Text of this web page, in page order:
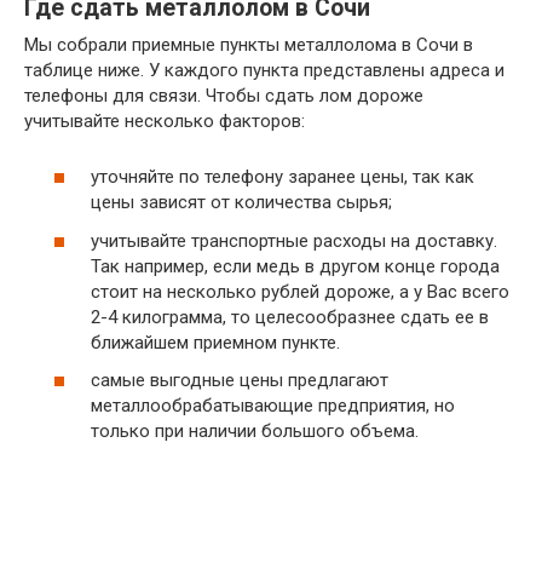
Где сдать металлолом в Сочи
Мы собрали приемные пункты металлолома в Сочи в
таблице ниже. У каждого пункта представлены адреса и
телефоны для связи. Чтобы сдать лом дороже
учитывайте несколько факторов:
уточняйте по телефону заранее цены, так как
цены зависят от количества сырья;
учитывайте транспортные расходы на доставку.
Так например, если медь в другом конце города
стоит на несколько рублей дороже, а у Вас всего
2-4 килограмма, то целесообразнее сдать ее в
ближайшем приемном пункте.
самые выгодные цены предлагают
металлообрабатывающие предприятия, но
только при наличии большого объема.